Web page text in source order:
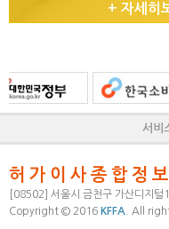
+ 자세히
서비
허가이사종합정보
[08502] 서울시 금천구 가산디지
Copyright © 2016 KFFA All